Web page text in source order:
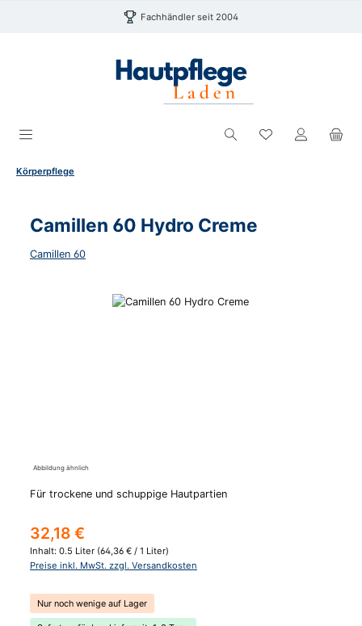
Zum Hauptinhalt springen Fachhändler seit 2004
Du hast 0
Körperpflege
Camillen 60 Hydro Creme
Camillen 60
Bildergalerie überspringen
Abbildung ähnlich
Für trockene und schuppige Hautpartien
Regulärer Preis:
32,18 €
Inhalt: 0.5 Liter (64,36 € / 1 Liter)
Preise inkl. MwSt. zzgl. Versandkosten
Nur noch wenige auf Lager